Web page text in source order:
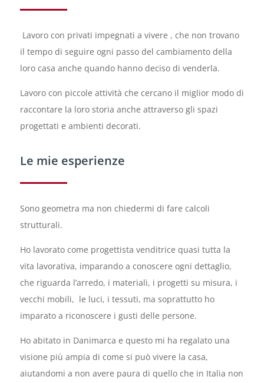
Lavoro con privati impegnati a vivere , che non trovano
il tempo di seguire ogni passo del cambiamento della
loro casa anche quando hanno deciso di venderla.
Lavoro con piccole attività che cercano il miglior modo di
raccontare la loro storia anche attraverso gli spazi
progettati e ambienti decorati.
Le mie esperienze
Sono geometra ma non chiedermi di fare calcoli
strutturali.
Ho lavorato come progettista venditrice quasi tutta la
vita lavorativa, imparando a conoscere ogni dettaglio,
che riguarda l’arredo, i materiali, i progetti su misura, i
vecchi mobili, le luci, i tessuti, ma soprattutto ho
imparato a riconoscere i gusti delle persone.
Ho abitato in Danimarca e questo mi ha regalato una
visione più ampia di come si può vivere la casa,
aiutandomi a non avere paura di quello che in Italia non